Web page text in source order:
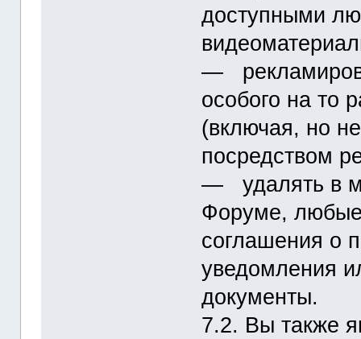
доступными
―
особого на то
(включая, но
посредством
― удалять в
Форуме, любые
соглашения о
уведомления
документы.
7.2. Вы также